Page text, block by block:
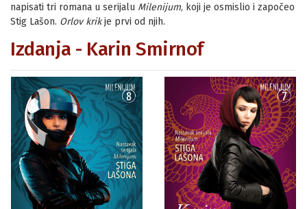
napisati tri romana u serijalu Milenijum, koji je osmislio i započeo
Stig Lašon. Orlov krikje prvi od njih.
Izdanja - Karin Smirnof